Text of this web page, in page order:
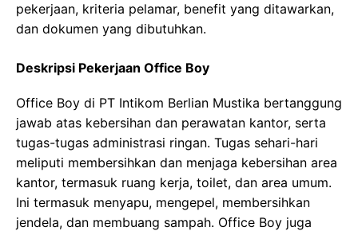
pekerjaan, kriteria pelamar, benefit yang ditawarkan,
dan dokumen yang dibutuhkan.
Deskripsi Pekerjaan Office Boy
Office Boy di PT Intikom Berlian Mustika bertanggung
jawab atas kebersihan dan perawatan kantor, serta
tugas-tugas administrasi ringan. Tugas sehari-hari
meliputi membersihkan dan menjaga kebersihan area
kantor, termasuk ruang kerja, toilet, dan area umum.
Ini termasuk menyapu, mengepel, membersihkan
jendela, dan membuang sampah. Office Boy juga